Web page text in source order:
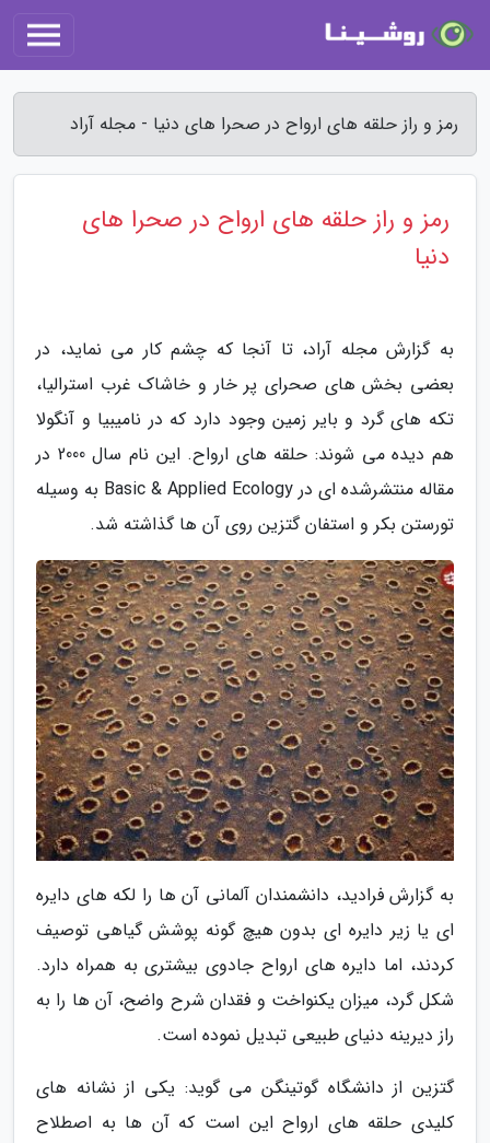
رمز و راز حلقه های ارواح در صحرا های دنیا - مجله آراد
رمز و راز حلقه های ارواح در صحرا های
دنیا
به گزارش مجله آراد، تا آنجا که چشم کار می نماید، در
بعضی بخش های صحرای پر خار و خاشاک غرب استرالیا،
تکه های گرد و بایر زمین وجود دارد که در نامیبیا و آنگولا
هم دیده می شوند: حلقه های ارواح. این نام سال 2000 در
مقاله منتشرشده ای در Basic & Applied Ecology به وسیله
تورستن بکر و استفان گتزین روی آن ها گذاشته شد.
به گزارش فرادید، دانشمندان آلمانی آن ها را لکه های دایره
ای یا زیر دایره ای بدون هیچ گونه پوشش گیاهی توصیف
کردند، اما دایره های ارواح جادوی بیشتری به همراه دارد.
شکل گرد، میزان یکنواخت و فقدان شرح واضح، آن ها را به
راز دیرینه دنیای طبیعی تبدیل نموده است.
گتزین از دانشگاه گوتینگن می گوید: یکی از نشانه های
کلیدی حلقه های ارواح این است که آن ها به اصطلاح